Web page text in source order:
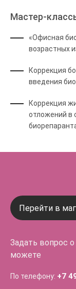
Мастер-
«Офисная
возрастных
Коррекция
введения
Коррекция
отложений в
Перейти в
Задать вопрос
можете
По телефону: +7